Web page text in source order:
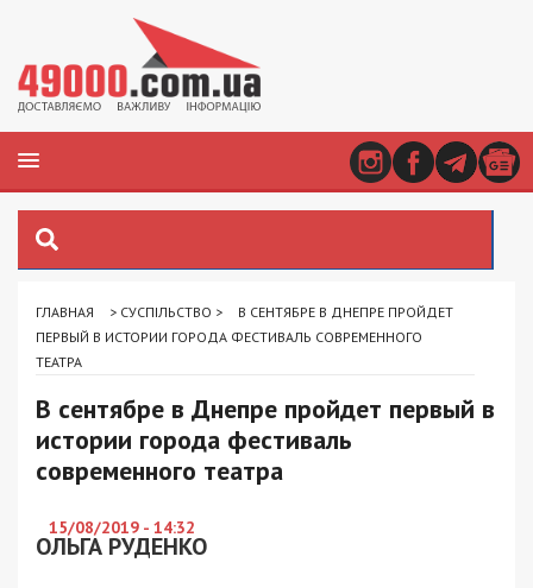
ГЛАВНАЯ > СУСПІЛЬСТВО >
В СЕНТЯБРЕ В ДНЕПРЕ ПРОЙДЕТ
ПЕРВЫЙ В ИСТОРИИ ГОРОДА ФЕСТИВАЛЬ СОВРЕМЕННОГО
ТЕАТРА
В сентябре в Днепре пройдет первый в
истории города фестиваль
современного театра
15/08/2019 - 14:32
ОЛЬГА РУДЕНКО